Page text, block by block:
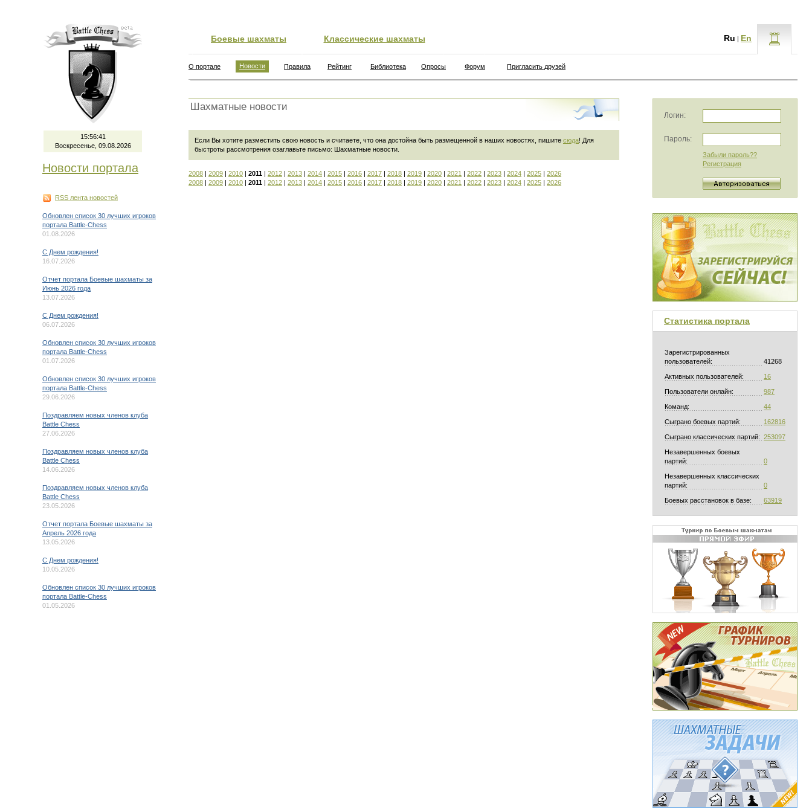
15:56:42
Воскресенье, 09.08.2026
Новости портала
RSS лента новостей
Обновлен список 30 лучших игроков
портала Battle-Chess
01.08.2026
C Днем рождения!
16.07.2026
Отчет портала Боевые шахматы за
Июнь 2026 года
13.07.2026
C Днем рождения!
06.07.2026
Обновлен список 30 лучших игроков
портала Battle-Chess
01.07.2026
Обновлен список 30 лучших игроков
портала Battle-Chess
29.06.2026
Поздравляем новых членов клуба
Battle Chess
27.06.2026
Поздравляем новых членов клуба
Battle Chess
14.06.2026
Поздравляем новых членов клуба
Battle Chess
23.05.2026
Отчет портала Боевые шахматы за
Апрель 2026 года
13.05.2026
C Днем рождения!
10.05.2026
Обновлен список 30 лучших игроков
портала Battle-Chess
01.05.2026
Боевые шахматы Классические шахматы Ru | En
О портале Новости Правила Рейтинг Библиотека Опросы Форум Пригласить друзей
Шахматные новости
Если Вы хотите разместить свою новость и считаете, что она достойна быть размещенной в наших новостях, пишите сюда! Для
быстроты рассмотрения озаглавьте письмо: Шахматные новости
2008 | 2009 | 2010 | 2011 | 2012 | 2013 | 2014 | 2015 | 2016 | 2017 | 2018 | 2019 | 2020 | 2021 | 2022 | 2023 | 2024 | 2025 | 2026
2008 | 2009 | 2010 | 2011 | 2012 | 2013 | 2014 | 2015 | 2016 | 2017 | 2018 | 2019 | 2020 | 2021 | 2022 | 2023 | 2024 | 2025 | 2026
Логин:
Пароль:
Забыли пароль??
Регистрация
Статистика портала
Зарегистрированных
пользователей:
41268
Активных пользователей: 16
Пользователи онлайн: 987
Команд: 44
Сыграно боевых партий: 162816
Сыграно классических партий: 253097
Незавершенных боевых
партий:
0
Незавершенных классических
партий:
0
Боевых расстановок в базе: 63919